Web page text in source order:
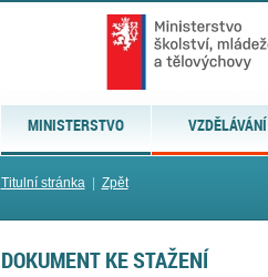
MINISTERSTVO VZDĚLÁVÁNÍ
Titulní stránka| Zpět
DOKUMENT KE STAŽENÍ